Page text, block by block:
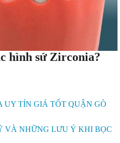
hình sứ Zirconia?
UY TÍN GIÁ TỐT QUẬN GÒ
VÀ NHỮNG LƯU Ý KHI BỌC